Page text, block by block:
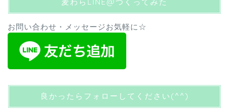
お問い合わせ・メッセージお気軽に☆
良かったらフォローしてください(^^)